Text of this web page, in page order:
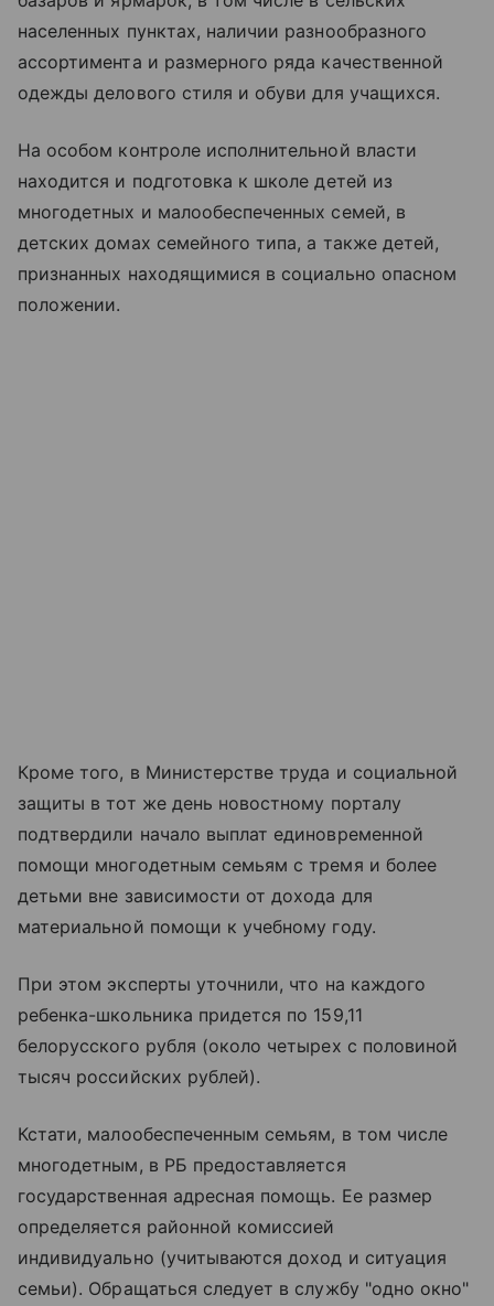
населенных пунктах, наличии разнообразного
ассортимента и размерного ряда качественной
одежды делового стиля и обуви для учащихся.
На особом контроле исполнительной власти
находится и подготовка к школе детей из
многодетных и малообеспеченных семей, в
детских домах семейного типа, а также детей,
признанных находящимися в социально опасном
положении.
Кроме того, в Министерстве труда и социальной
защиты в тот же день новостному порталу
подтвердили начало выплат единовременной
помощи многодетным семьям с тремя и более
детьми вне зависимости от дохода для
материальной помощи к учебному году.
При этом эксперты уточнили, что на каждого
ребенка-школьника придется по 159,11
белорусского рубля (около четырех с половиной
тысяч российских рублей).
Кстати, малообеспеченным семьям, в том числе
многодетным, в РБ предоставляется
государственная адресная помощь. Ее размер
определяется районной комиссией
индивидуально (учитываются доход и ситуация
семьи). Обращаться следует в службу "одно окно"